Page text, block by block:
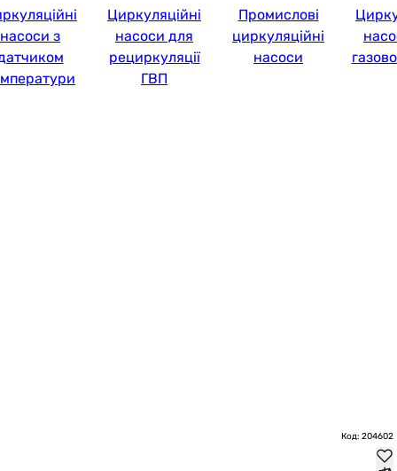
насоси з
Циркуляційні
насоси для
рециркуляції
ГВП
Промислові
циркуляційні
насоси
Код: 204602